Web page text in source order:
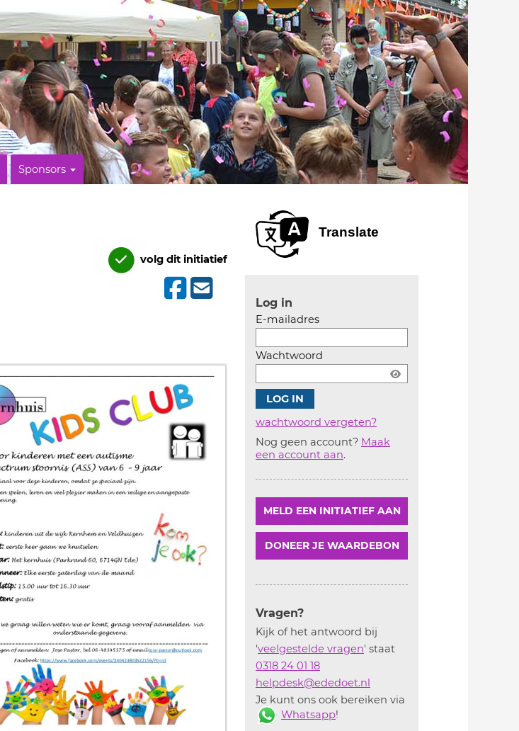
Sponsors
volg dit initiatief
Translate
Log in
E-mailadres
Wachtwoord
wachtwoord vergeten?
Nog geen account? Maak
een account aan.
MELD EEN INITIATIEF AAN
DONEER JE WAARDEBON
Vragen?
Kijk of het antwoord bij
'veelgestelde vragen' staat
0318 24 01 18
helpdesk@ededoet.nl
Je kunt ons ook bereiken via
Whatsapp!